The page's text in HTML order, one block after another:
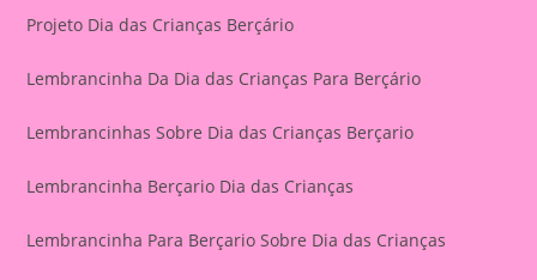
Projeto Dia das Crianças Berçário
Lembrancinha Da Dia das Crianças Para Berçário
Lembrancinhas Sobre Dia das Crianças Berçario
Lembrancinha Berçario Dia das Crianças
Lembrancinha Para Berçario Sobre Dia das Crianças